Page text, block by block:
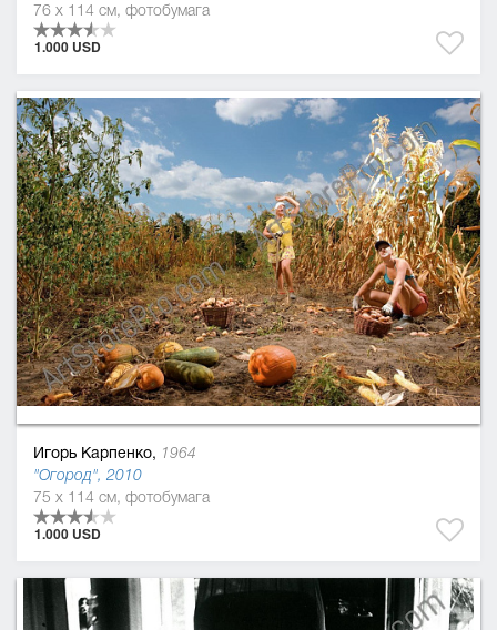
76 x 114 см, фотобумага
1.000 USD
Игорь Карпенко, 1964
"Огород", 2010
75 x 114 см, фотобумага
1.000 USD